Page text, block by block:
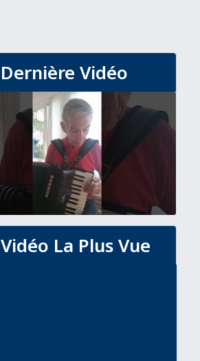
Dernière Vidéo
Vidéo La Plus Vue